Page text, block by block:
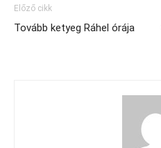
Előző cikk
Tovább ketyeg Ráhel órája